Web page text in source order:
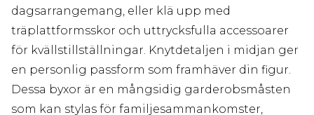
dagsarrangemang, eller klä upp med
träplattformsskor och uttrycksfulla accessoarer
för kvällstillställningar. Knytdetaljen i midjan ger
en personlig passform som framhäver din figur.
Dessa byxor är en mångsidig garderobsmåsten
som kan stylas för familjesammankomster,